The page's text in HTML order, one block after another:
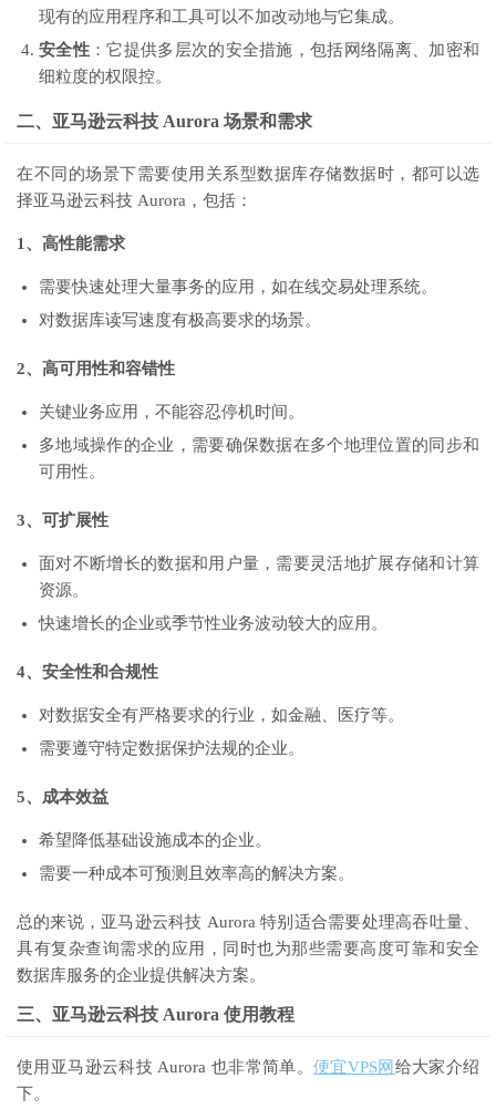
现有的应用程序和工具可以不加改动地与它集成。
安全性：它提供多层次的安全措施，包括网络隔离、加密和
细粒度的权限控。
二、亚马逊云科技 Aurora 场景和需求
在不同的场景下需要使用关系型数据库存储数据时，都可以选
择亚马逊云科技 Aurora，包括：
1、高性能需求
需要快速处理大量事务的应用，如在线交易处理系统。
对数据库读写速度有极高要求的场景。
2、高可用性和容错性
关键业务应用，不能容忍停机时间。
多地域操作的企业，需要确保数据在多个地理位置的同步和
可用性。
3、可扩展性
面对不断增长的数据和用户量，需要灵活地扩展存储和计算
资源。
快速增长的企业或季节性业务波动较大的应用。
4、安全性和合规性
对数据安全有严格要求的行业，如金融、医疗等。
需要遵守特定数据保护法规的企业。
5、成本效益
希望降低基础设施成本的企业。
需要一种成本可预测且效率高的解决方案。
总的来说，亚马逊云科技 Aurora 特别适合需要处理高吞吐量、
具有复杂查询需求的应用，同时也为那些需要高度可靠和安全
数据库服务的企业提供解决方案。
三、亚马逊云科技 Aurora 使用教程
使用亚马逊云科技 Aurora 也非常简单。 便宜VPS网 给大家介绍
下。